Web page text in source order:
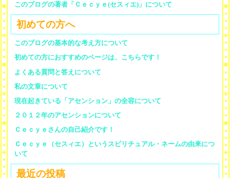
このブログの著者「Ｃｅｃｙｅ(セスィエ)」について
初めての方へ
このブログの基本的な考え方について
初めての方におすすめのページは、こちらです！
よくある質問と答えについて
私の文章について
現在起きている「アセンション」の全容について
２０１２年のアセンションについて
Ｃｅｃｙｅさんの自己紹介です！
Ｃｅｃｙｅ（セスィエ）というスピリチュアル・ネームの由来につ
いて
最近の投稿